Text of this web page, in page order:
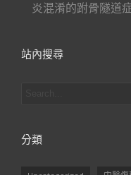
炎混淆的跗骨隧道
站內搜尋
分類